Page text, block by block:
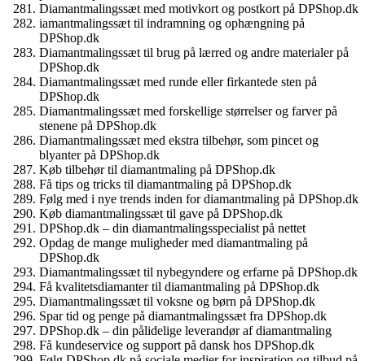
Diamantmalingssæt med motivkort og postkort på DPShop.dk
iamantmalingssæt til indramning og ophængning på
DPShop.dk
Diamantmalingssæt til brug på lærred og andre materialer på
DPShop.dk
Diamantmalingssæt med runde eller firkantede sten på
DPShop.dk
Diamantmalingssæt med forskellige størrelser og farver på
stenene på DPShop.dk
Diamantmalingssæt med ekstra tilbehør, som pincet og
blyanter på DPShop.dk
Køb tilbehør til diamantmaling på DPShop.dk
Få tips og tricks til diamantmaling på DPShop.dk
Følg med i nye trends inden for diamantmaling på DPShop.dk
Køb diamantmalingssæt til gave på DPShop.dk
DPShop.dk – din diamantmalingsspecialist på nettet
Opdag de mange muligheder med diamantmaling på
DPShop.dk
Diamantmalingssæt til nybegyndere og erfarne på DPShop.dk
Få kvalitetsdiamanter til diamantmaling på DPShop.dk
Diamantmalingssæt til voksne og børn på DPShop.dk
Spar tid og penge på diamantmalingssæt fra DPShop.dk
DPShop.dk – din pålidelige leverandør af diamantmaling
Få kundeservice og support på dansk hos DPShop.dk